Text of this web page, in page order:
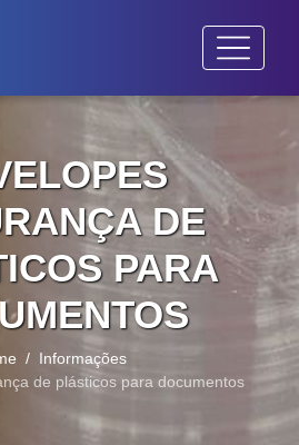
DE
PARA
Informações
de plásticos para documentos